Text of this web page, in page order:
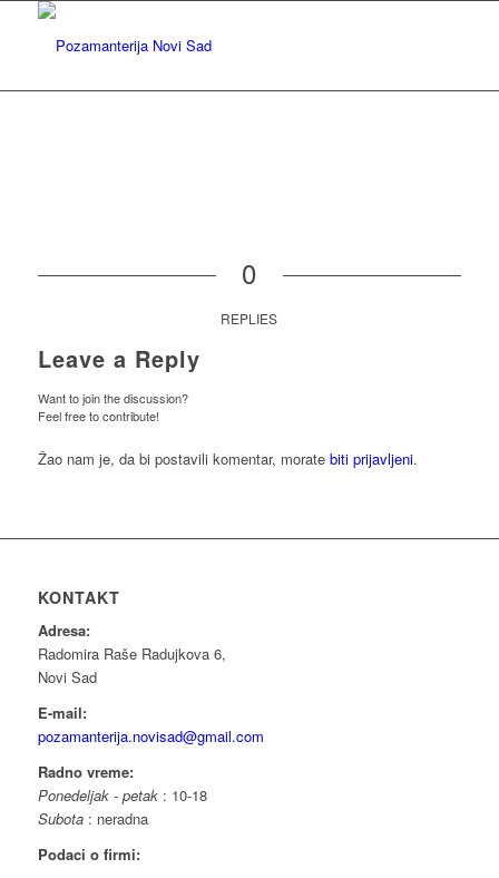
0
REPLIES
Leave a Reply
Want to join the discussion?
Feel free to contribute!
Žao nam je, da bi postavili komentar, morate biti prijavljeni.
KONTAKT
Adresa:
Radomira Raše Radujkova 6,
Novi Sad
E-mail:
pozamanterija.novisad@gmail.com
Radno vreme:
Ponedeljak - petak: 10-18
Subota: neradna
Podaci o firmi: